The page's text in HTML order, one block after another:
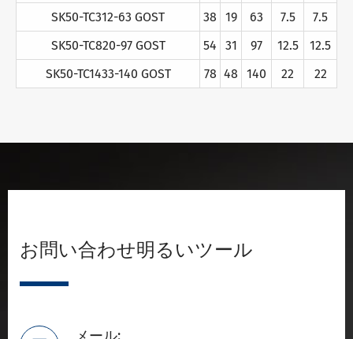
SK50-TC312-63 GOST 38 19 63 7.5
7.5
SK50-TC820-97 GOST
54 31 97 12.5
12.5
SK50-TC1433-140 GOST
78 48 140 22 22
お問い合わせ明るいツール